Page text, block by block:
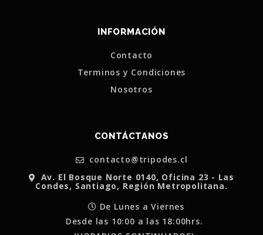
INFORMACIÓN
Contacto
Terminos y Condiciones
Nosotros
CONTÁCTANOS
contacto@tripodes.cl
Av. El Bosque Norte 0140, Oficina 23 - Las
Condes, Santiago, Región Metropolitana.
De Lunes a Viernes
Desde las 10:00 a las 18:00hrs.